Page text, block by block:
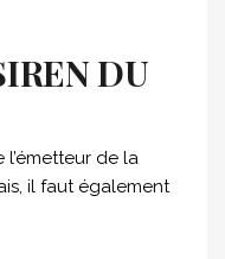
DU
l’émetteur de la
il faut également